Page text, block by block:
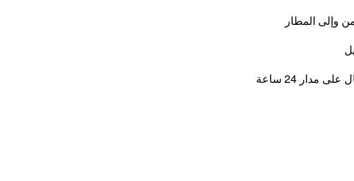
وإلى المطار
مدار 24 ساعة